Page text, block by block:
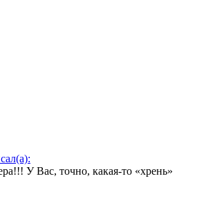
У Вас, точно, какая-то «хрень»